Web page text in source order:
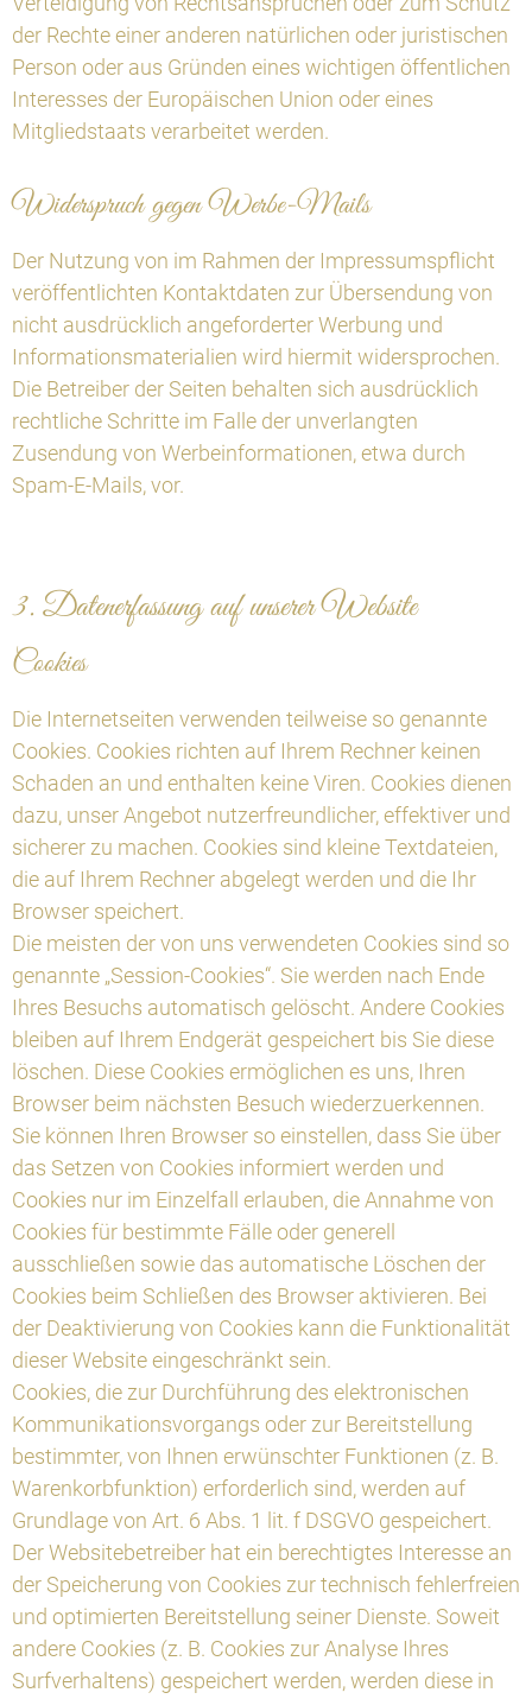
der Rechte einer anderen natürlichen oder juristischen
Person oder aus Gründen eines wichtigen öffentlichen
Interesses der Europäischen Union oder eines
Mitgliedstaats verarbeitet werden.
Widerspruch gegen Werbe-Mails
Der Nutzung von im Rahmen der Impressumspflicht
veröffentlichten Kontaktdaten zur Übersendung von
nicht ausdrücklich angeforderter Werbung und
Informationsmaterialien wird hiermit widersprochen.
Die Betreiber der Seiten behalten sich ausdrücklich
rechtliche Schritte im Falle der unverlangten
Zusendung von Werbeinformationen, etwa durch
Spam-E-Mails, vor.
3. Datenerfassung auf unserer Website
Cookies
Die Internetseiten verwenden teilweise so genannte
Cookies. Cookies richten auf Ihrem Rechner keinen
Schaden an und enthalten keine Viren. Cookies dienen
dazu, unser Angebot nutzerfreundlicher, effektiver und
sicherer zu machen. Cookies sind kleine Textdateien,
die auf Ihrem Rechner abgelegt werden und die Ihr
Browser speichert.
Die meisten der von uns verwendeten Cookies sind so
genannte „Session-Cookies“. Sie werden nach Ende
Ihres Besuchs automatisch gelöscht. Andere Cookies
bleiben auf Ihrem Endgerät gespeichert bis Sie diese
löschen. Diese Cookies ermöglichen es uns, Ihren
Browser beim nächsten Besuch wiederzuerkennen.
Sie können Ihren Browser so einstellen, dass Sie über
das Setzen von Cookies informiert werden und
Cookies nur im Einzelfall erlauben, die Annahme von
Cookies für bestimmte Fälle oder generell
ausschließen sowie das automatische Löschen der
Cookies beim Schließen des Browser aktivieren. Bei
der Deaktivierung von Cookies kann die Funktionalität
dieser Website eingeschränkt sein.
Cookies, die zur Durchführung des elektronischen
Kommunikationsvorgangs oder zur Bereitstellung
bestimmter, von Ihnen erwünschter Funktionen (z. B.
Warenkorbfunktion) erforderlich sind, werden auf
Grundlage von Art. 6 Abs. 1 lit. f DSGVO gespeichert.
Der Websitebetreiber hat ein berechtigtes Interesse an
der Speicherung von Cookies zur technisch fehlerfreien
und optimierten Bereitstellung seiner Dienste. Soweit
andere Cookies (z. B. Cookies zur Analyse Ihres
Surfverhaltens) gespeichert werden, werden diese in